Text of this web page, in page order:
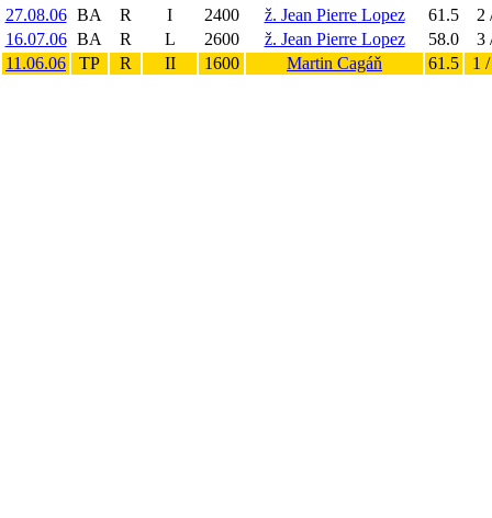
27.08.06 BA R I 2400 ž. Jean Pierre Lopez 61.5
2
16.07.06 BA R L 2600 ž. Jean Pierre Lopez 58.0
3
11.06.06
TP R II 1600 Martin Cagáň 61.5 1